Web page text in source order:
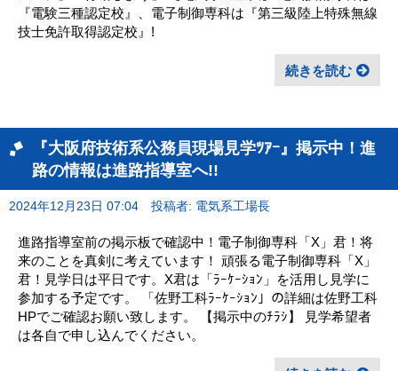
『電験三種認定校』、電子制御専科は『第三級陸上特殊無線
技士免許取得認定校』!
続きを読む
『大阪府技術系公務員現場見学ﾂｱｰ』掲示中！進
路の情報は進路指導室へ!!
2024年12月23日 07:04 投稿者: 電気系工場長
進路指導室前の掲示板で確認中！電子制御専科「X」君！将
来のことを真剣に考えています！ 頑張る電子制御専科「X」
君！見学日は平日です。X君は「ﾗｰｹｰｼｮﾝ」を活用し見学に
参加する予定です。 「佐野工科ﾗｰｹｰｼｮﾝ」の詳細は佐野工科
HPでご確認お願い致します。 【掲示中のﾁﾗｼ】 見学希望者
は各自で申し込んでください。